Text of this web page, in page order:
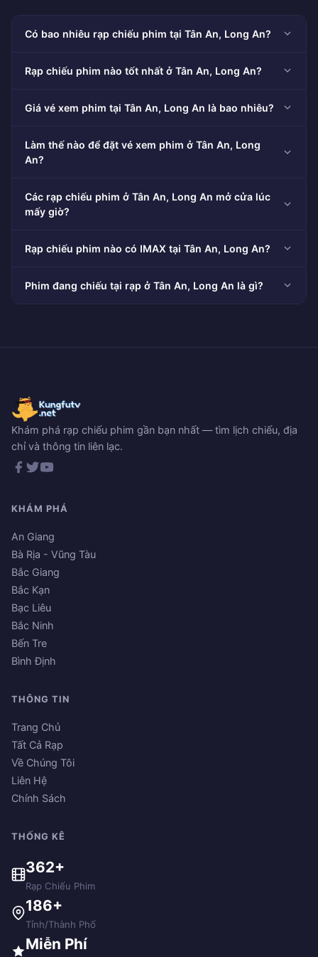
Có bao nhiêu rạp chiếu phim tại Tân An, Long An?
Rạp chiếu phim nào tốt nhất ở Tân An, Long An?
Giá vé xem phim tại Tân An, Long An là bao nhiêu?
Làm thế nào để đặt vé xem phim ở Tân An, Long
An?
Các rạp chiếu phim ở Tân An, Long An mở cửa lúc
mấy giờ?
Rạp chiếu phim nào có IMAX tại Tân An, Long An?
Phim đang chiếu tại rạp ở Tân An, Long An là gì?
Khám phá rạp chiếu phim gần bạn nhất — tìm lịch chiếu, địa
chỉ và thông tin liên lạc.
KHÁM PHÁ
An Giang
Bà Rịa - Vũng Tàu
Bắc Giang
Bắc Kạn
Bạc Liêu
Bắc Ninh
Bến Tre
Bình Định
THÔNG TIN
Trang Chủ
Tất Cả Rạp
Về Chúng Tôi
Liên Hệ
Chính Sách
THỐNG KÊ
362+
Rạp Chiếu Phim
186+
Tỉnh/Thành Phố
Miễn Phí